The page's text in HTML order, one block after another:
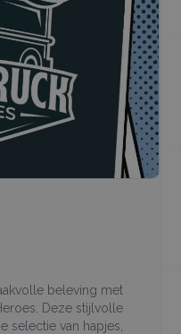
beleving met
Deze stijlvolle
selectie van hapjes,